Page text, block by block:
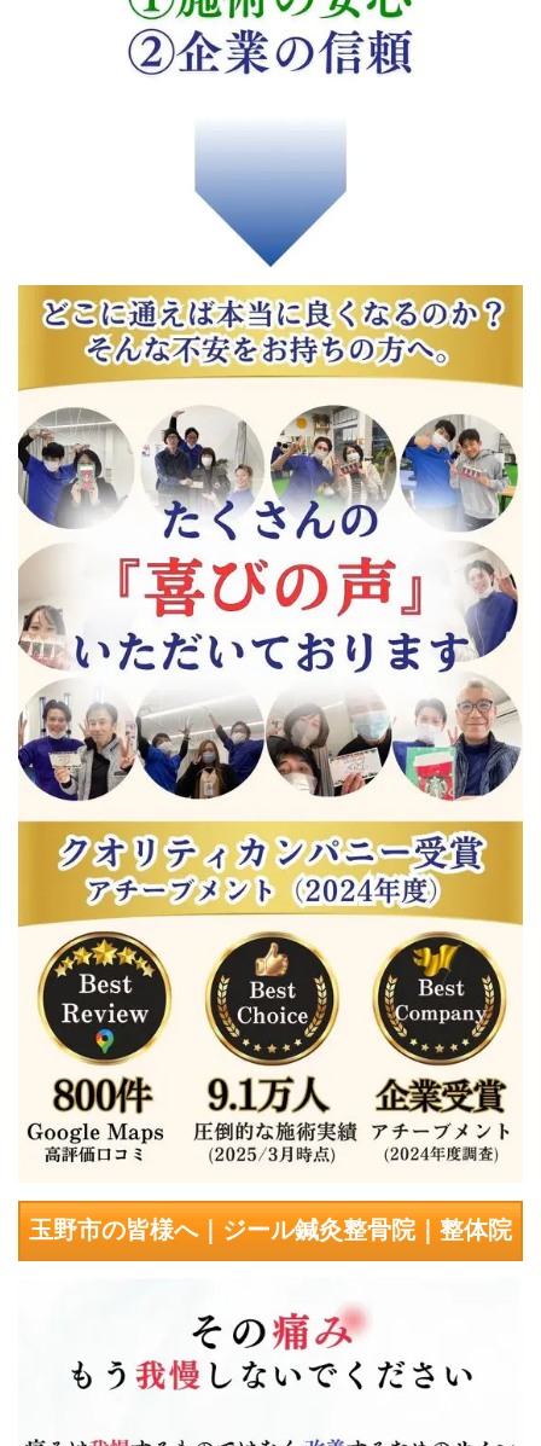
玉野市の皆様へ｜ジール鍼灸整骨院｜整体院